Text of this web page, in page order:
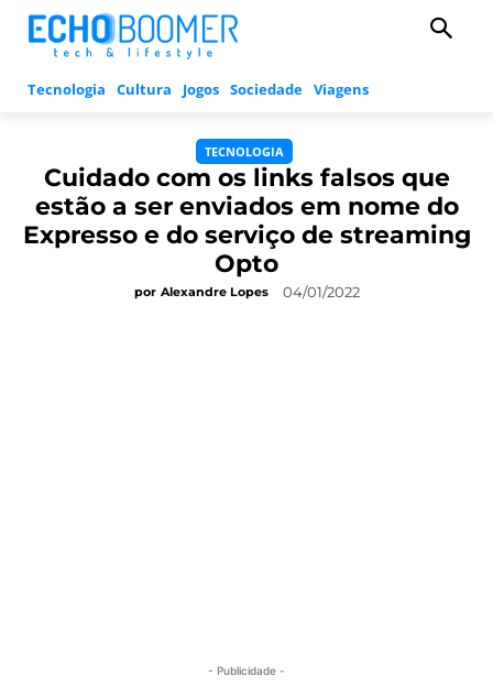
Tecnologia Cultura Jogos Sociedade Viagens
TECNOLOGIA
Cuidado com os links falsos que
estão a ser enviados em nome do
Expresso e do serviço de streaming
Opto
por Alexandre Lopes 04/01/2022
- Publicidade -